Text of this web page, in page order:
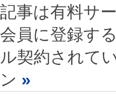
記事は有料サ
会員に登録す
ル契約されて
ン »